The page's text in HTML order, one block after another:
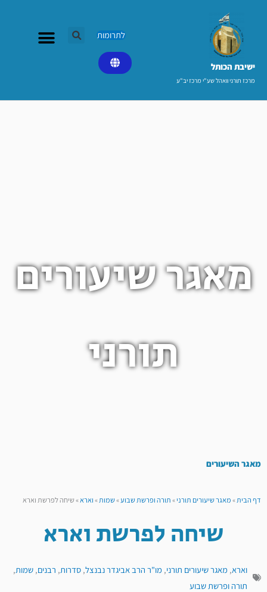
ישיבת הכותל​
מרכז תורני וואהל שע"י מרכז יב"ע
לתרומות
מאגר שיעורים
תורני
מאגר השיעורים
דף הבית»מאגר שיעורים תורני»תורה ופרשת שבוע»שמות»וארא»שיחה לפרשת וארא
שיחה לפרשת וארא
וארא, מאגר שיעורים תורני, מו"ר הרב אביגדר נבנצל, סדרות, רבנים, שמות,
תורה ופרשת שבוע